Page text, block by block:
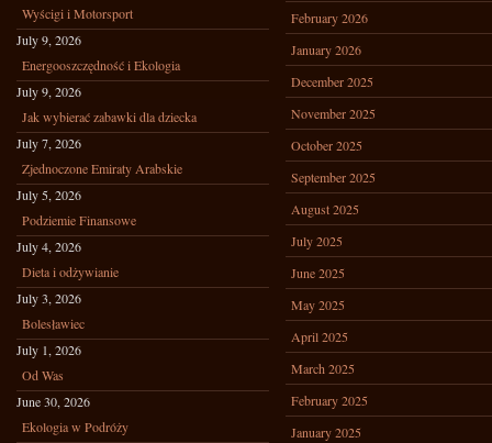
Wyścigi i Motorsport
July 9, 2026
Energooszczędność i Ekologia
July 9, 2026
Jak wybierać zabawki dla dziecka
July 7, 2026
Zjednoczone Emiraty Arabskie
July 5, 2026
Podziemie Finansowe
July 4, 2026
Dieta i odżywianie
July 3, 2026
Bolesławiec
July 1, 2026
Od Was
June 30, 2026
Ekologia w Podróży
February 2026
January 2026
December 2025
November 2025
October 2025
September 2025
August 2025
July 2025
June 2025
May 2025
April 2025
March 2025
February 2025
January 2025